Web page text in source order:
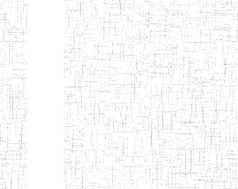
Yesterday
Total
Answer:
Total